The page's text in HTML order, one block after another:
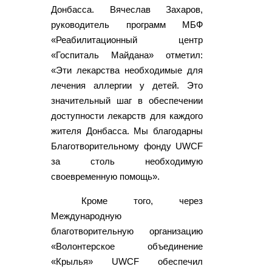
Донбасса. Вячеслав Захаров,
руководитель программ МБФ
«Реабилитационный центр
«Госпиталь Майдана» отметил:
«Эти лекарства необходимые для
лечения аллергии у детей. Это
значительный шаг в обеспечении
доступности лекарств для каждого
жителя Донбасса. Мы благодарны
Благотворительному фонду UWCF
за столь необходимую
своевременную помощь».
Кроме того, через
Международную
благотворительную организацию
«Волонтерское объединение
«Крылья» UWCF обеспечил